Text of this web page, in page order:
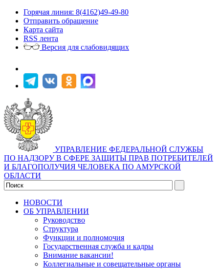
Горячая линия: 8(4162)49-49-80
Отправить обращение
Карта сайта
RSS лента
Версия для слабовидящих
УПРАВЛЕНИЕ ФЕДЕРАЛЬНОЙ СЛУЖБЫ
ПО НАДЗОРУ В СФЕРЕ ЗАЩИТЫ ПРАВ ПОТРЕБИТЕЛЕЙ
И БЛАГОПОЛУЧИЯ ЧЕЛОВЕКА ПО АМУРСКОЙ
ОБЛАСТИ
НОВОСТИ
ОБ УПРАВЛЕНИИ
Руководство
Структура
Функции и полномочия
Государственная служба и кадры
Внимание вакансии!
Коллегиальные и совещательные органы